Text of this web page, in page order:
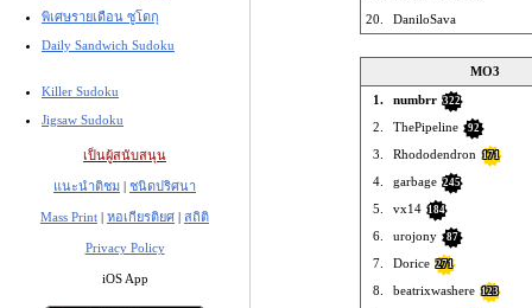
พิเศษรายเดือน ซูโดกุ
Daily Sandwich Sudoku
Killer Sudoku
Jigsaw Sudoku
เป็นผู้สนับสนุน
แนะนำติชม | ชนิดปริศนา
Mass Print | หอเกียรติยศ | สถิติ
Privacy Policy
iOS App
20.
DaniloSava
MO3
1.
numbrr 322
2. ThePipeline 92
3. Rhododendron 171
4. garbage 245
5. vx14 184
6. urojony 87
7. Dorice 271
8. beatrixwashere 123